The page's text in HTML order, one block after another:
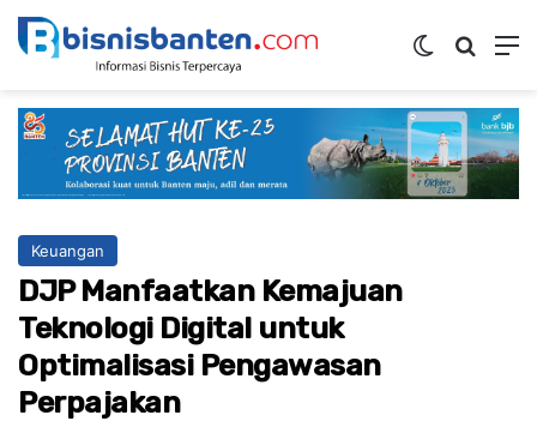
Switch skin
Keuangan
DJP Manfaatkan Kemajuan
Teknologi Digital untuk
Optimalisasi Pengawasan
Perpajakan